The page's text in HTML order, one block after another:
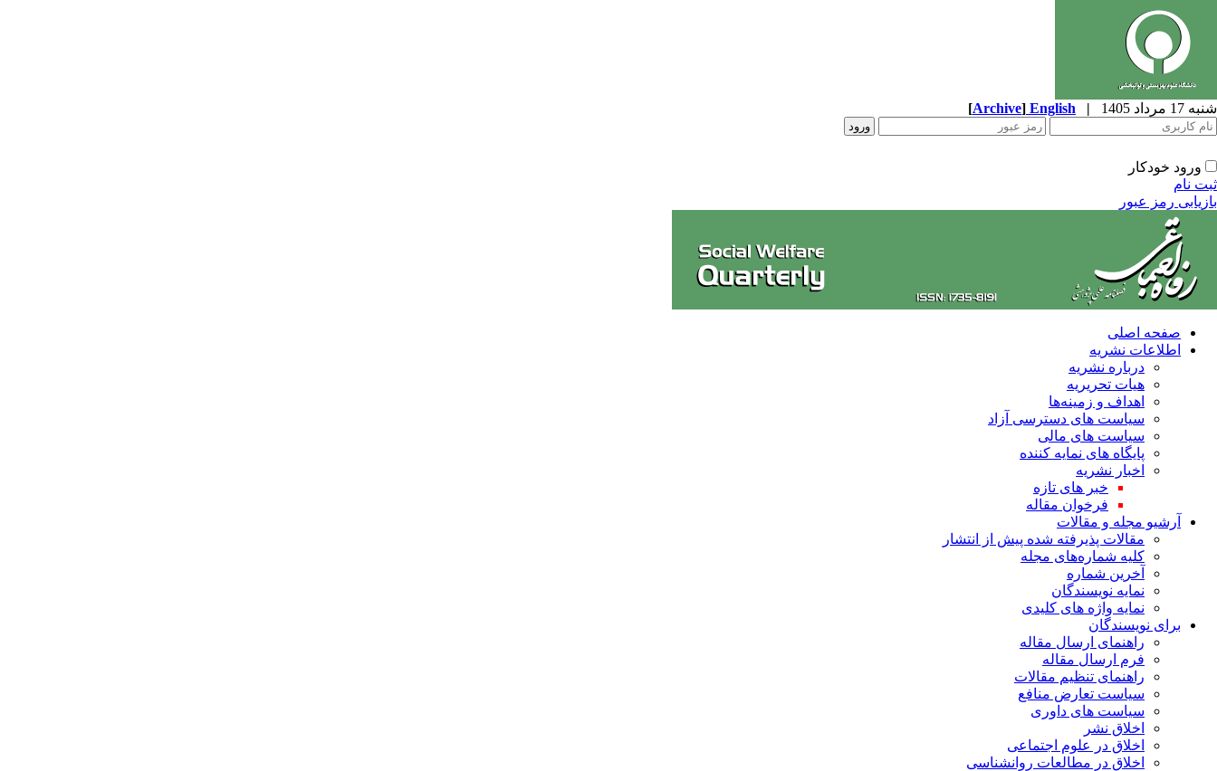
شنبه 17 مرداد 1405 |
English
[Archive]
ورود خودکار
ثبت نام
بازیابی رمز عبور
صفحه اصلی
اطلاعات نشریه
درباره نشریه
هیات تحریریه
اهداف و زمینه‌ها
سیاست های دسترسی آزاد
سیاست های مالی
پایگاه های نمایه کننده
اخبار نشریه
خبر های تازه
فرخوان مقاله
آرشیو مجله و مقالات
مقالات پذیرفته شده پیش از انتشار
کلیه شماره‌های مجله
آخرین شماره
نمایه نویسندگان
نمایه واژه های کلیدی
برای نویسندگان
راهنمای ارسال مقاله
فرم ارسال مقاله
راهنمای تنظیم مقالات
سیاست تعارض منافع
سیاست های داوری
اخلاق نشر
اخلاق در علوم اجتماعی
اخلاق در مطالعات روانشناسی